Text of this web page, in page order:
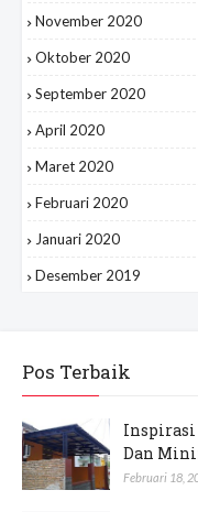
November 2020
Oktober 2020
September 2020
April 2020
Maret 2020
Februari 2020
Januari 2020
Desember 2019
Pos Terbaik
Inspirasi
Dan
Februari 18,